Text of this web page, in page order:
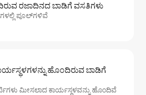
ರಜಾದಿನದ ಬಾಡಿಗೆ ವಸತಿಗಳು
ಪೂಲ್‌‌‌‌‌‌‌‌‌ಗಳಿವೆ
ಹೊಂದಿರುವ ಬಾಡಿಗೆ
ಮೀಸಲಾದ ಕಾರ್ಯಸ್ಥಳವನ್ನು ಹೊಂದಿವೆ